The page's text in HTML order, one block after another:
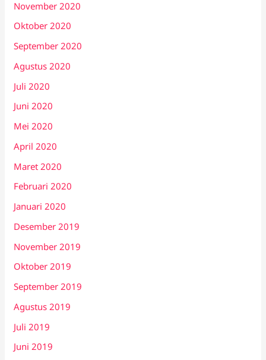
November 2020
Oktober 2020
September 2020
Agustus 2020
Juli 2020
Juni 2020
Mei 2020
April 2020
Maret 2020
Februari 2020
Januari 2020
Desember 2019
November 2019
Oktober 2019
September 2019
Agustus 2019
Juli 2019
Juni 2019